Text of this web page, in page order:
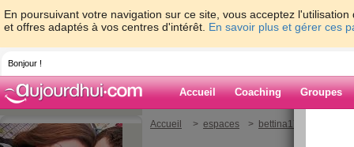
En poursuivant votre navigation sur ce site, vous acceptez
et offres adaptés à vos centres d'intérêt. En savoir plus et gérer ces
Bonjour !
Accueil Coaching Groupes
Accueil > espaces > bettina1731